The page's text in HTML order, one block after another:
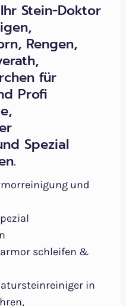
Stein-Doktor
Rengen,
für
Profi
Spezial
und
schleifen &
in